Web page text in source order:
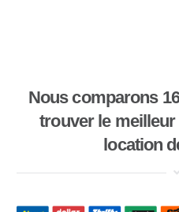
Nous comparons
trouver le
location